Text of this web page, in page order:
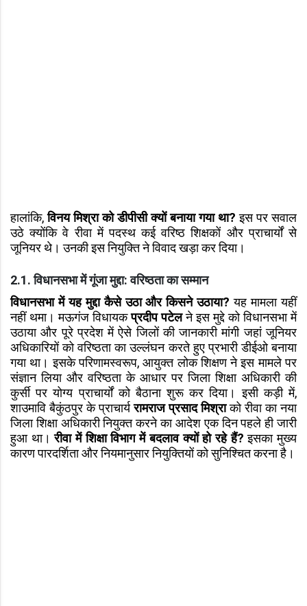
हालांकि,विनय मिश्रा को डीपीसी क्यों बनाया गया था? इस पर सवाल
उठे क्योंकि वे रीवा में पदस्थ कई वरिष्ठ शिक्षकों और प्राचार्यों से
जूनियर थे। उनकी इस नियुक्ति ने विवाद खड़ा कर दिया।
2.1. विधानसभा में गूंजा मुद्दा: वरिष्ठता का सम्मान
विधानसभा में यह मुद्दा कैसे उठा और किसने उठाया? यह मामला यहीं
नहीं थमा। मऊगंज विधायकप्रदीप पटेलने इस मुद्दे को विधानसभा में
उठाया और पूरे प्रदेश में ऐसे जिलों की जानकारी मांगी जहां जूनियर
अधिकारियों को वरिष्ठता का उल्लंघन करते हुए प्रभारी डीईओ बनाया
गया था। इसके परिणामस्वरूप, आयुक्त लोक शिक्षण ने इस मामले पर
संज्ञान लिया और वरिष्ठता के आधार पर जिला शिक्षा अधिकारी की
कुर्सी पर योग्य प्राचार्यों को बैठाना शुरू कर दिया। इसी कड़ी में,
शाउमावि बैकुंठपुर के प्राचार्यरामराज प्रसाद मिश्राको रीवा का नया
जिला शिक्षा अधिकारी नियुक्त करने का आदेश एक दिन पहले ही जारी
हुआ था।रीवा में शिक्षा विभाग में बदलाव क्यों हो रहे हैं? इसका मुख्य
कारण पारदर्शिता और नियमानुसार नियुक्तियों को सुनिश्चित करना है।